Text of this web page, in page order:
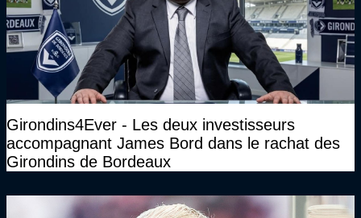
Girondins4Ever - Les deux investisseurs
accompagnant James Bord dans le rachat des
Girondins de Bordeaux